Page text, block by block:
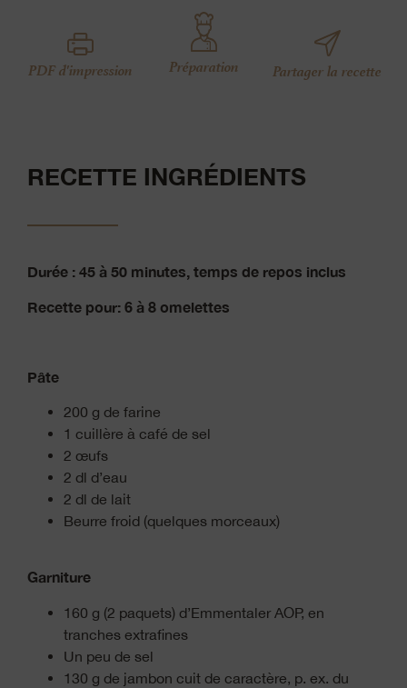
PDF d'impression Préparation Partager la recette
RECETTE INGRÉDIENTS
Durée : 45 à 50 minutes, temps de repos inclus
Recette pour: 6 à 8 omelettes
Pâte
200 g de farine
1 cuillère à café de sel
2 œufs
2 dl d’eau
2 dl de lait
Beurre froid (quelques morceaux)
Garniture
160 g (2 paquets) d’Emmentaler AOP, en
tranches extrafines
Un peu de sel
130 g de jambon cuit de caractère, p. ex. du